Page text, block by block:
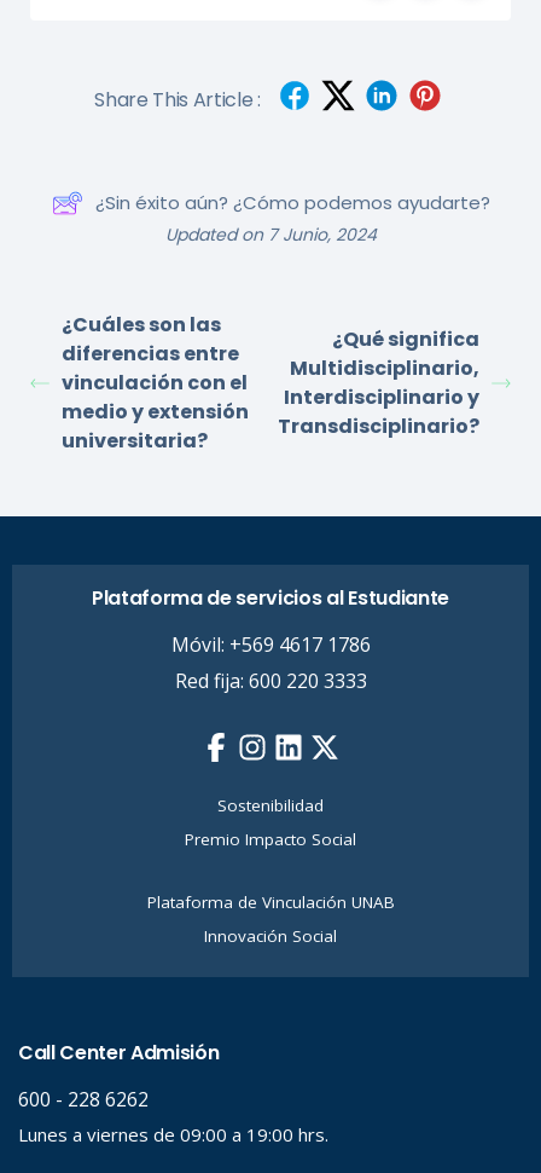
Share This Article :
¿Sin éxito aún? ¿Cómo podemos ayudarte?
Updated on 7 Junio, 2024
¿Cuáles son las
diferencias entre
vinculación con el
medio y extensión
universitaria?
¿Qué significa
Multidisciplinario,
Interdisciplinario y
Transdisciplinario?